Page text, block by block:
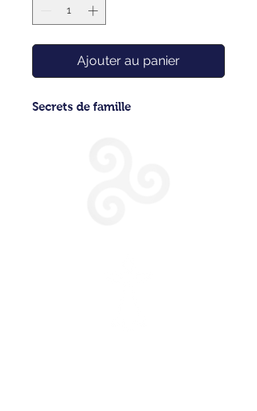
Ajouter au panier
Secrets de famille